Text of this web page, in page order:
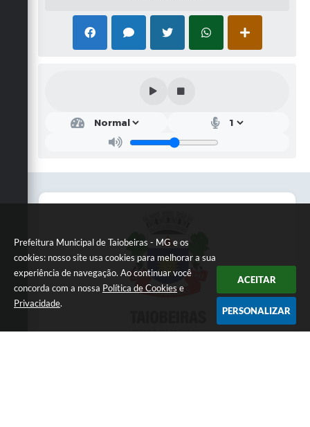
Prefeitura Municipal de Taiobeiras - MG e os
cookies: nosso site usa cookies para melhorar a sua
experiência de navegação. Ao continuar você
concorda com a nossa Política de Cookies e
Privacidade.
ACEITAR
PERSONALIZAR